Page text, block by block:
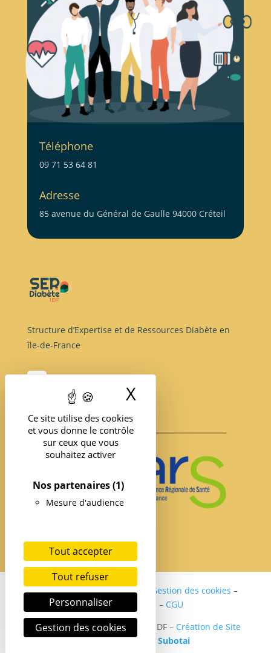
Ce site utilise des cookies
et vous donne le contrôle
sur ceux que vous
souhaitez activer
Nos partenaires(1)
Mesure d'audience
Tout accepter
Tout refuser
Personnaliser
Gestion des cookies
X
Téléphone
09 71 53 64 81
Adresse
85 avenue du Général de Gaulle 94000 Créteil
Structure d’Expertise et de Ressources Diabète en
île-de-France
Politique de confidentialité Gestion des cookies –
Mentions légales
– CGU
Copyright ©2024 SER DIABETE IDF – Création de Site
internet Santé par Subotai